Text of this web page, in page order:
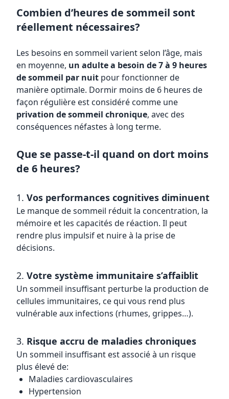
Combien d’heures de sommeil sont
réellement nécessaires?
Les besoins en sommeil varient selon l’âge, mais
en moyenne, un adulte a besoin de 7 à 9 heures
de sommeil par nuit pour fonctionner de
manière optimale. Dormir moins de 6 heures de
façon régulière est considéré comme une
privation de sommeil chronique, avec des
conséquences néfastes à long terme.
Que se passe-t-il quand on dort moins
de 6 heures?
1. Vos performances cognitives diminuent
Le manque de sommeil réduit la concentration, la
mémoire et les capacités de réaction. Il peut
rendre plus impulsif et nuire à la prise de
décisions.
2. Votre système immunitaire s’affaiblit
Un sommeil insuffisant perturbe la production de
cellules immunitaires, ce qui vous rend plus
vulnérable aux infections (rhumes, grippes…).
3. Risque accru de maladies chroniques
Un sommeil insuffisant est associé à un risque
plus élevé de:
Maladies cardiovasculaires
Hypertension